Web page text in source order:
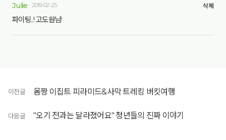
Julie 2019-02-25 삭제
파이팅..! 고도원님!
이전글 몸짱 이집트 피라미드&사막 트레킹 버킷여행
"오기 전과는 달라졌어요" 청년들의 진짜 이야기
다음글